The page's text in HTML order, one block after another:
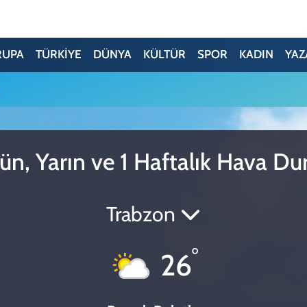
TÜRKİYE DÜNYA KÜLTÜR SPOR KADIN
Yarın ve 1 Haftalık Hava
Trabzon
26°